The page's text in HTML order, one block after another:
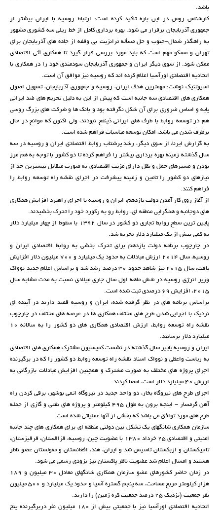
باشد.
کارشناس روس در این باره تاکید کرده است: ارتباط روسیه با ایران بیشتر از
جمهوری آذربایجان برقرار می شود. بهره برداری کامل از خط ریلی سه کشوری مشهور
به راهگذر شمال-جنوب و حل مسأله ترانزیت بی وقفه از جاده های آذربایجان برای
تهران و مسکو مهم است که باید مورد بررسی قرار گیرد تا همکاری آتی اقتصادی
ممکن شود. از سوی دیگر ایران و جمهوری آذربایجان سودمندی خود را در همکاری با
اتحادیه اقتصادی اورآسیا اعلام کرده اند که روسیه نیز موافق آن است.
اسپوتنیک نوشت: مهمترین هدف ایران، روسیه و جمهوری آذربایجان، تسهیل اصول
همکاری های اقتصادی سه جانبه است که پیش از این به دلیل تحریم های ضد ایرانی
پایه و اساس ضروری برای آن شکل نگرفته بود و بانک ها و شرکت های بزرگ روسی
هم در توسعه روابط با طرف های ایرانی ذینفع نبودند، ولی اکنون که موانع در حال
برطرف شدن می باشد، امکان توسعه مناسبات فراهم شده است.
به گزارش ایرنا، از سوی دیگر، رشد پرشتاب روابط اقتصادی ایران و روسیه در سه
سال گذشته زمینه بهره برداری بیشتر را فراهم کرده تا دو کشور با توجه به هم مرز
بودن و مسیرهای حمل و نقل دارای مزیت اقتصادی به صورت متقابل بیشترین حد از
نیازهای دو کشور را تامین و زمینه پیشرفت در اجرای نقشه راه توسعه روابط را
فراهم کنند.
از آغاز روی کار آمدن دولت یازدهم، ایران و روسیه با اجرای راهبرد افزایش همکاری
های دوجانبه و همگرایی منطقه ای، روابط رو به رکورد خود را تحرک بخشیدند.
پایین ترین سطح روابط تجاری دو کشور در سال 1392 با سقوط از چهار میلیارد دلار
به کمی بیش از یک میلیارد دلار تجربه شد.
در چارچوب برنامه دولت یازدهم برای تحرک بخشی به روابط اقتصادی ایران و
روسیه، سال 2014 ارزش مبادلات به حدود یک میلیارد و 700 میلیون دلار افزایش
یافت، سال 2015 نیز شاهد حدود 30 درصد رشد شد و براساس اعلام جدید نوواک
وزیر انرژی روسیه در شش ماهه اول سال جاری میلادی نسبت به مدت مشابه سال
2015، افزایش 69 درصدی ثبت شده است.
براساس برنامه های در نظر گرفته شده، ایران و روسیه قصد دارند در آینده ای
نزدیک با اجرایی شدن طرح های مختلف همکاری ها در عرصه های مختلف در چارچوب
نقشه راه توسعه روابط، ارزش اقتصادی همکاری های دو کشور را به سالانه 10
میلیارد دلار برسانند.
ایران و روسیه پاییز سال گذشته در نشست کمیسیون مشترک همکاری های اقتصادی
به ریاست واعظی و نوواک اسناد نقشه راه توسعه روابط دو کشور را که در برگیرنده
اجرای پروژه های مختلف به صورت مشترک و همچنین افزایش مبادلات بازرگانی به
ارزش 40 میلیارد دلار است، امضا کردند.
اجرای طرح های نیروگاه بخار، دو واحد جدید در نیروگاه اتمی بوشهر، برقی کردن راه
آهن گرمسار - اینجه برون به طول 495 کیلومتر و پروژه های نفتی و گازی از جمله
طرح های مورد توافق می باشد که بخشی از آنها عملیاتی شده است.
سازمان همکاری شانگهای یک تشکل بین دولتی منطقه ای برای همکاری های چند جانبه
امنیتی و اقتصادی 25 خرداد 1380 با عضویت چین، روسیه، قزاقستان، قرقیزستان،
تاجیکستان و ازبکستان تاسیس شد و ایران، هند، افغانستان و مغولستان عضو ناظر
هستند و امسال اعلام شد عضویت ناظر پاکستان نیز بزودی رسمی می شود.
در زمان حاضر کشورهای عضو سازمان همکاری شانگهای معادل 30 میلیون و 189
هزار کیلومتر مربع مساحت، سه پنجم گستره آسیا و حدود یک میلیارد و 500 میلیون
نفر جمعیت (نزدیک 25 درصد جمعیت کره زمین) را دارند.
اتحادیه اقتصادی اورآسیا نیز با جمعیتی بیش از 180 میلیون نفر دربرگیرنده پنج